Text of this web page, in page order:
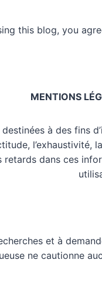
this blog, you
MENTIONS
à des fins
dans ces
et à
ne cautionne